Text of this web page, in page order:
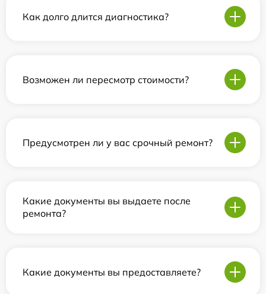
Как долго длится диагностика?
Возможен ли пересмотр стоимости?
Предусмотрен ли у вас срочный ремонт?
Какие документы вы выдаете после
ремонта?
Какие документы вы предоставляете?